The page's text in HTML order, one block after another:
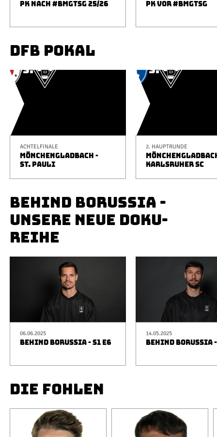
PK NACH #BMGTSG 25/26 PK VOR #BMGTSG
DFB POKAL
ACHTELFINALE
MÖNCHENGLADBACH -
ST. PAULI
2. HAUPTRUNDE
KARLSRUHER SC
BEHIND BORUSSIA -
UNSERE NEUE DOKU-
REIHE
06.06.2025
BEHIND BORUSSIA - S1 E6
14.05.2025
BEHIND BORUSSIA
DIE FOHLEN